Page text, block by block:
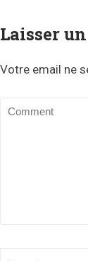
Laisser
Votre email ne